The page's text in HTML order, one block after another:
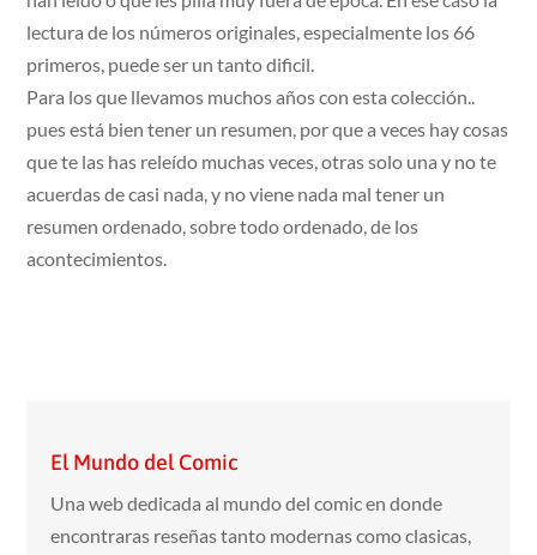
lectura de los números originales, especialmente los 66
primeros, puede ser un tanto dificil.
Para los que llevamos muchos años con esta colección..
pues está bien tener un resumen, por que a veces hay cosas
que te las has releído muchas veces, otras solo una y no te
acuerdas de casi nada, y no viene nada mal tener un
resumen ordenado, sobre todo ordenado, de los
acontecimientos.
El Mundo del Comic
Una web dedicada al mundo del comic en donde
encontraras reseñas tanto modernas como clasicas,